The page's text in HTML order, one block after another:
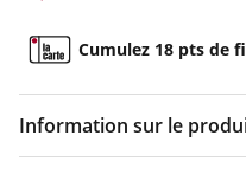
Cumulez 18 pts de
Information sur le